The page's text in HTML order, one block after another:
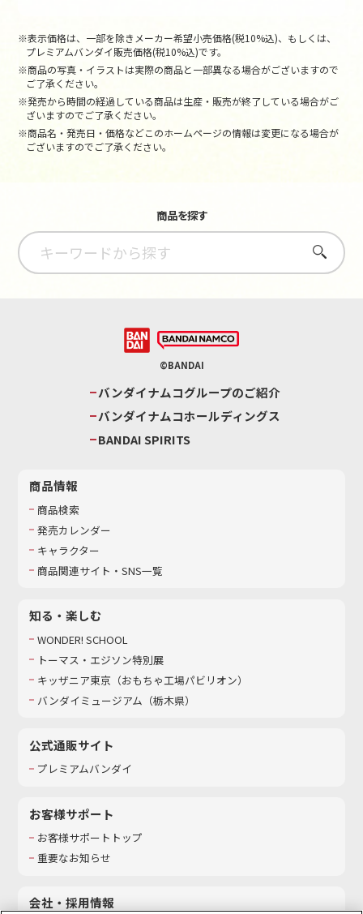
※表示価格は、一部を除きメーカー希望小売価格(税10%込)、もしくは、
プレミアムバンダイ販売価格(税10%込)です。
※商品の写真・イラストは実際の商品と一部異なる場合がございますので
ご了承ください。
※発売から時間の経過している商品は生産・販売が終了している場合がご
ざいますのでご了承ください。
※商品名・発売日・価格などこのホームページの情報は変更になる場合が
ございますのでご了承ください。
商品を探す
さがす
©BANDAI
バンダイナムコグループのご紹介
バンダイナムコホールディングス
BANDAI SPIRITS
商品情報
商品検索
発売カレンダー
キャラクター
商品関連サイト・SNS一覧
知る・楽しむ
WONDER! SCHOOL
トーマス・エジソン特別展
キッザニア東京（おもちゃ工場パビリオン）​
バンダイミュージアム（栃木県）
公式通販サイト
プレミアムバンダイ
お客様サポート
お客様サポートトップ
重要なお知らせ
会社・採用情報